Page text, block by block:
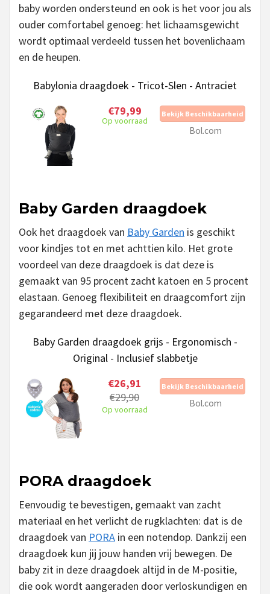
baby worden ondersteund en ook is het voor jou als
ouder comfortabel genoeg: het lichaamsgewicht
wordt optimaal verdeeld tussen het bovenlichaam
en de heupen.
Babylonia draagdoek - Tricot-Slen - Antraciet
€79,99
Op voorraad
Bekijk Beschikbaarheid
Bol.com
Baby Garden draagdoek
Ook het draagdoek van Baby Garden is geschikt
voor kindjes tot en met achttien kilo. Het grote
voordeel van deze draagdoek is dat deze is
gemaakt van 95 procent zacht katoen en 5 procent
elastaan. Genoeg flexibiliteit en draagcomfort zijn
gegarandeerd met deze draagdoek.
Baby Garden draagdoek grijs - Ergonomisch -
Original - Inclusief slabbetje
€26,91
€29,90
Op voorraad
Bekijk Beschikbaarheid
Bol.com
PORA draagdoek
Eenvoudig te bevestigen, gemaakt van zacht
materiaal en het verlicht de rugklachten: dat is de
draagdoek van PORA in een notendop. Dankzij een
draagdoek kun jij jouw handen vrij bewegen. De
baby zit in deze draagdoek altijd in de M-positie,
die ook wordt aangeraden door verloskundigen en